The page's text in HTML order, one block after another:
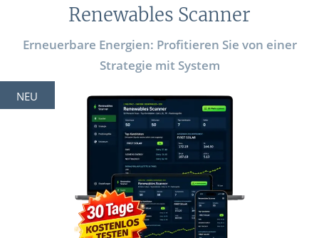
Renewables Scanner
Erneuerbare Energien: Profitieren Sie von einer
Strategie mit System
NEU